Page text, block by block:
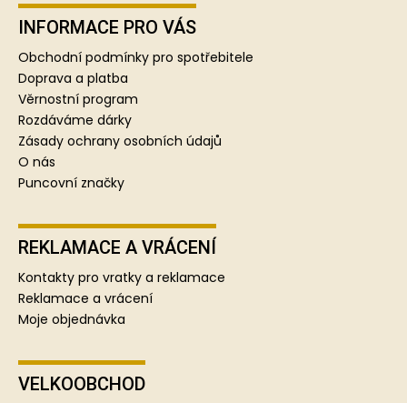
INFORMACE PRO VÁS
Obchodní podmínky pro spotřebitele
Doprava a platba
Věrnostní program
Rozdáváme dárky
Zásady ochrany osobních údajů
O nás
Puncovní značky
REKLAMACE A VRÁCENÍ
Kontakty pro vratky a reklamace
Reklamace a vrácení
Moje objednávka
VELKOOBCHOD